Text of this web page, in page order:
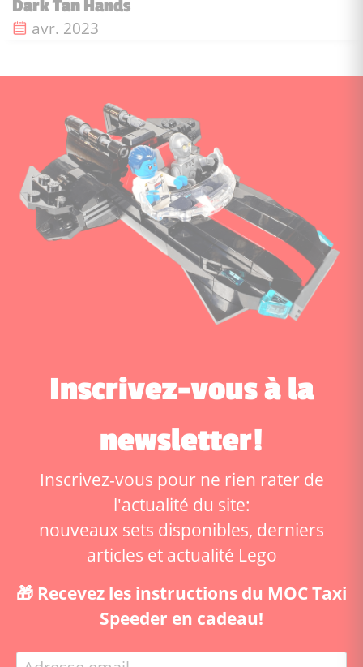
Dark Tan Hands
Date de sortie :
avr. 2023
Inscrivez-vous à la
newsletter!
Inscrivez-vous pour ne rien rater de
l'actualité du site:
nouveaux sets disponibles, derniers
articles et actualité Lego
🎁 Recevez les instructions du MOC Taxi
Speeder en cadeau!